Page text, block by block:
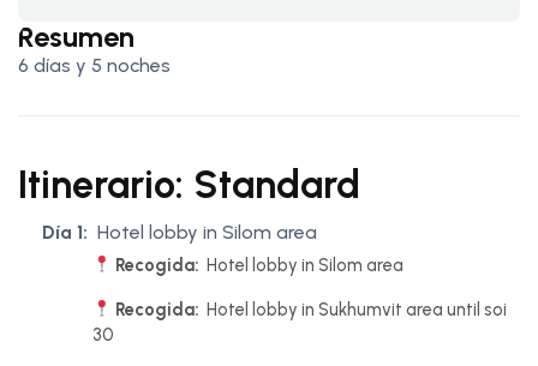
Resumen
6 días y 5 noches
Itinerario: Standard
Día 1: Hotel lobby in Silom area
Recogida: Hotel lobby in Silom area
Recogida: Hotel lobby in Sukhumvit area until soi
30